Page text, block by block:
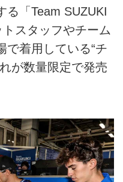
る「Team SUZUKI
スタッフやチーム
で着用している“チ
が数量限定で発売